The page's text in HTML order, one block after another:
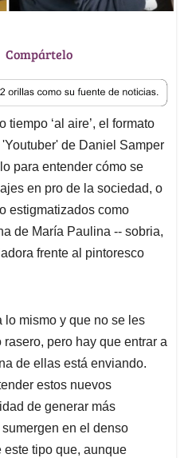
T
r
e
a
d
s
Compártelo
‘al aire’, el formato
de Daniel Samper
para entender cómo se
en pro de la sociedad, o
estigmatizados como
de María Paulina -- sobria,
frente al pintoresco
lo mismo y que no se les
pero hay que entrar a
de ellas está enviando.
estos nuevos
de generar más
en el denso
tipo que, aunque